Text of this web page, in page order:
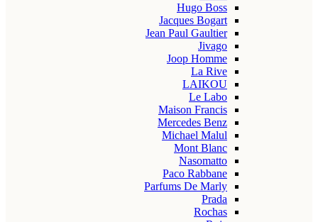
Hugo Boss
Jacques Bogart
Jean Paul Gaultier
Jivago
Joop Homme
La Rive
LAIKOU
Le Labo
Maison Francis
Mercedes Benz
Michael Malul
Mont Blanc
Nasomatto
Paco Rabbane
Parfums De Marly
Prada
Rochas